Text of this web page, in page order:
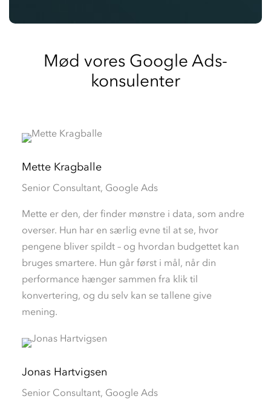
Mød vores Google Ads-
konsulenter
Mette Kragballe
Senior Consultant, Google Ads
Mette er den, der finder mønstre i data, som andre
overser. Hun har en særlig evne til at se, hvor
pengene bliver spildt – og hvordan budgettet kan
bruges smartere. Hun går først i mål, når din
performance hænger sammen fra klik til
konvertering, og du selv kan se tallene give
mening.
Jonas Hartvigsen
Senior Consultant, Google Ads